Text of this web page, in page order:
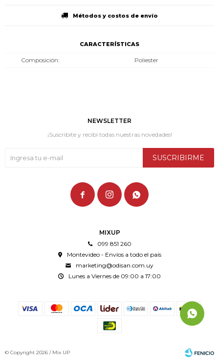
Métodos y costos de envío
CARACTERÍSTICAS
Composición Poliester
MIXUP
099 851 260
Montevideo - Envíos a todo el país
marketing@odisan.com.uy
Lunes a Viernes de 09:00 a 17:00
NEWSLETTER
¡Suscribite y recibí todas nuestras novedades!
SUSCRIBIRME
  
© Copyright 2026 / Mix UP